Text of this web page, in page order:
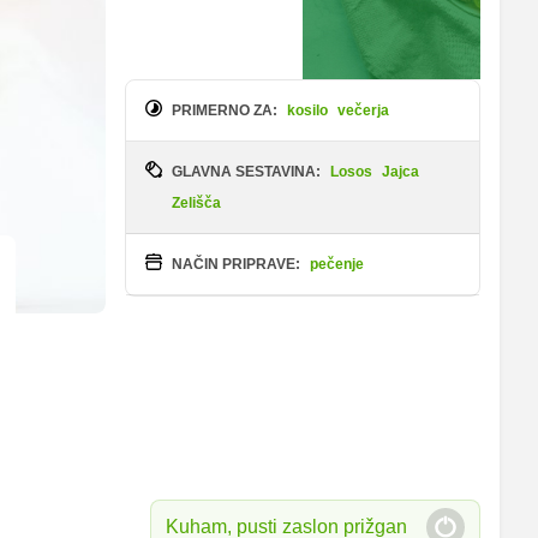
PRIMERNO ZA: kosilo večerja
GLAVNA SESTAVINA: Losos
Jajca
Zelišča
NAČIN PRIPRAVE: pečenje
Kuham, pusti zaslon prižgan